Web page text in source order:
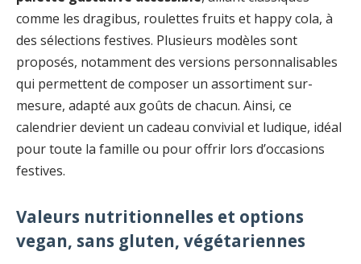
comme les dragibus, roulettes fruits et happy cola, à
des sélections festives. Plusieurs modèles sont
proposés, notamment des versions personnalisables
qui permettent de composer un assortiment sur-
mesure, adapté aux goûts de chacun. Ainsi, ce
calendrier devient un cadeau convivial et ludique, idéal
pour toute la famille ou pour offrir lors d’occasions
festives.
Valeurs nutritionnelles et options
vegan, sans gluten, végétariennes